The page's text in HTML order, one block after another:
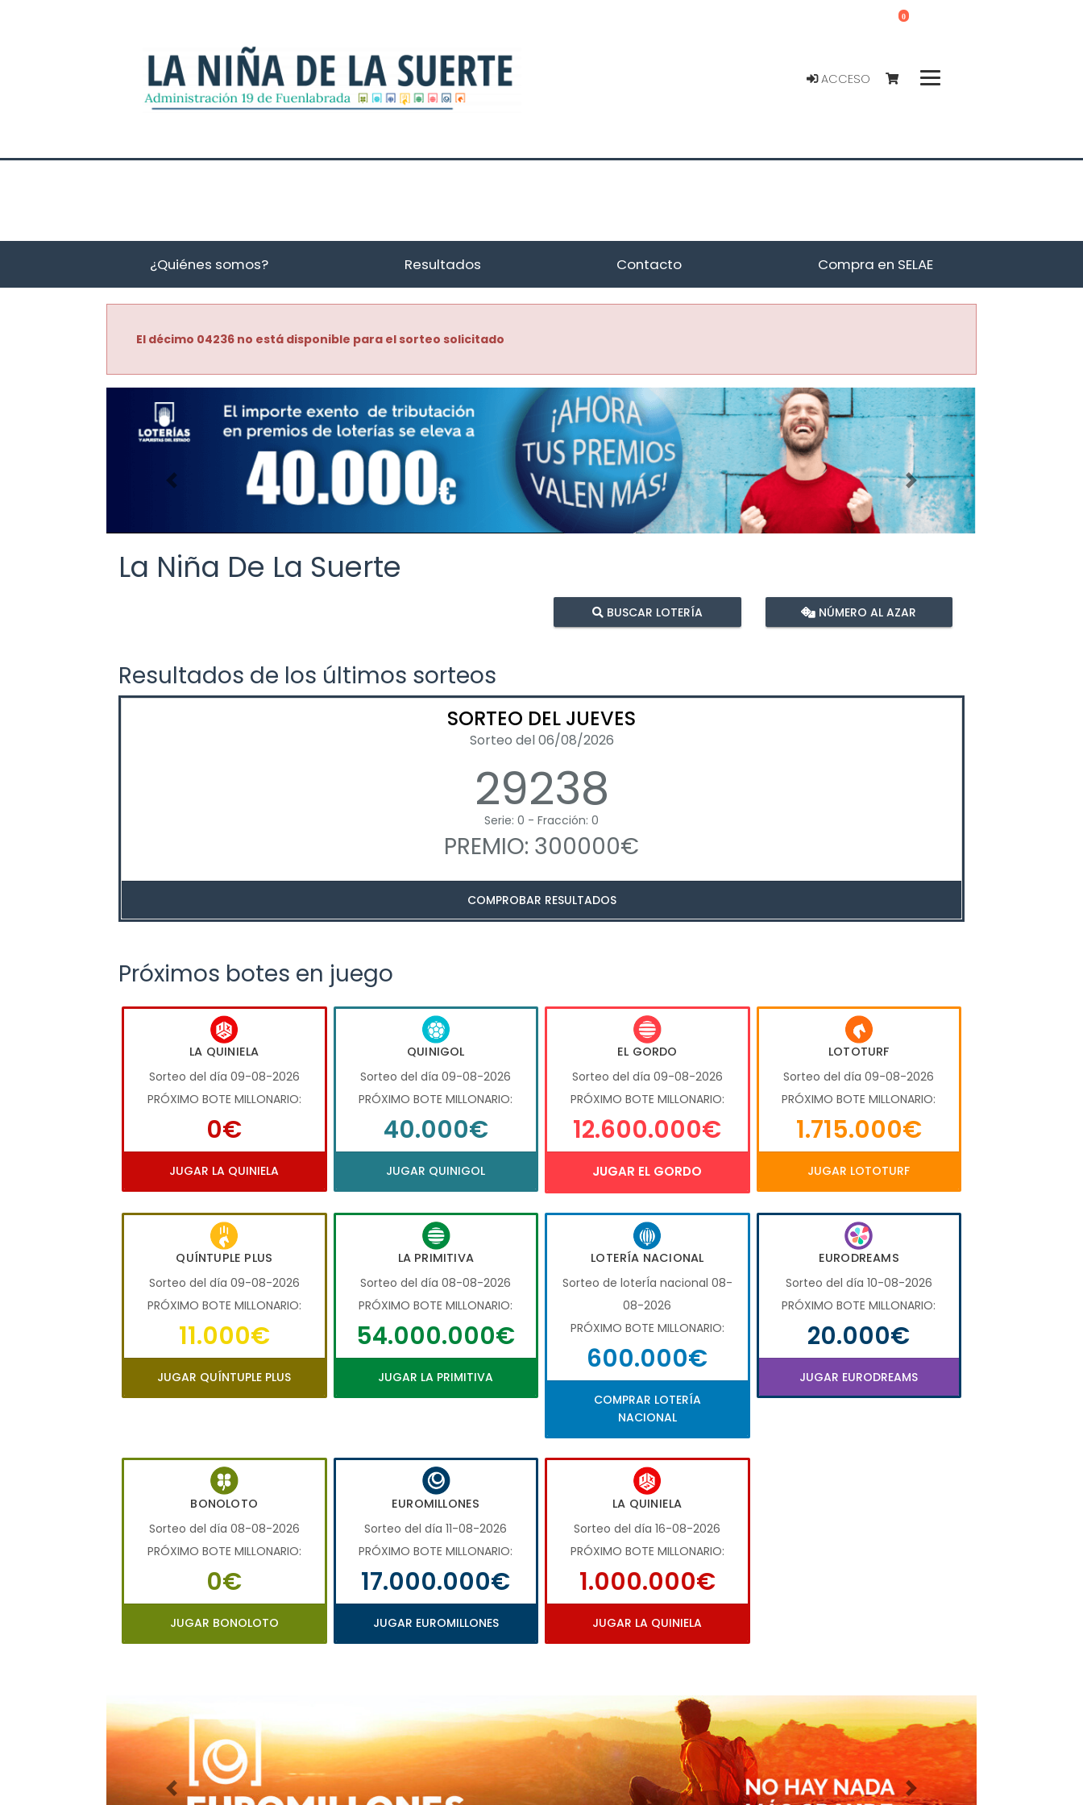
ACCESO
0
¿Quiénes somos? Resultados Contacto Compra en SELAE
El décimo 04236 no está disponible para el sorteo solicitado
Imagen anterior Imagen siguiente
La Niña De La Suerte
BUSCAR LOTERÍA NÚMERO AL AZAR
Resultados de los últimos sorteos
SORTEO DEL JUEVES
Sorteo del 06/08/2026
29238
Serie: 0 - Fracción: 0
PREMIO: 300000€
COMPROBAR RESULTADOS
Próximos botes en juego
LA QUINIELA
Sorteo del día 09-08-2026
PRÓXIMO BOTE MILLONARIO:
0€
JUGAR LA QUINIELA
QUINIGOL
Sorteo del día 09-08-2026
PRÓXIMO BOTE MILLONARIO:
40.000€
JUGAR QUINIGOL
EL GORDO
Sorteo del día 09-08-2026
PRÓXIMO BOTE MILLONARIO:
12.600.000€
JUGAR EL GORDO
LOTOTURF
Sorteo del día 09-08-2026
PRÓXIMO BOTE MILLONARIO:
1.715.000€
JUGAR LOTOTURF
QUÍNTUPLE PLUS
Sorteo del día 09-08-2026
PRÓXIMO BOTE MILLONARIO:
11.000€
JUGAR QUÍNTUPLE PLUS
LA PRIMITIVA
Sorteo del día 08-08-2026
PRÓXIMO BOTE MILLONARIO:
54.000.000€
JUGAR LA PRIMITIVA
LOTERÍA NACIONAL
Sorteo de loterÍa nacional 08-
08-2026
PRÓXIMO BOTE MILLONARIO:
600.000€
COMPRAR LOTERÍA
NACIONAL
EURODREAMS
Sorteo del día 10-08-2026
PRÓXIMO BOTE MILLONARIO:
20.000€
JUGAR EURODREAMS
BONOLOTO
Sorteo del día 08-08-2026
PRÓXIMO BOTE MILLONARIO:
0€
JUGAR BONOLOTO
EUROMILLONES
Sorteo del día 11-08-2026
PRÓXIMO BOTE MILLONARIO:
17.000.000€
JUGAR EUROMILLONES
LA QUINIELA
Sorteo del día 16-08-2026
PRÓXIMO BOTE MILLONARIO:
1.000.000€
JUGAR LA QUINIELA
Imagen anterior Imagen siguiente